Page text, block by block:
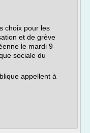
choix pour les
et de grève
le mardi 9
sociale du
appellent à